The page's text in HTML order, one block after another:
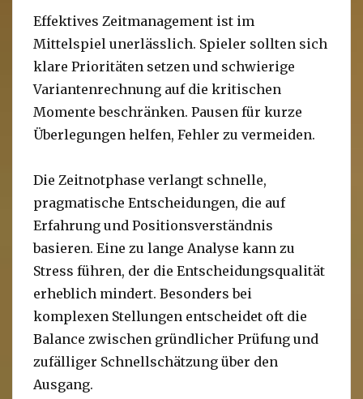
Effektives Zeitmanagement ist im
Mittelspiel unerlässlich. Spieler sollten sich
klare Prioritäten setzen und schwierige
Variantenrechnung auf die kritischen
Momente beschränken. Pausen für kurze
Überlegungen helfen, Fehler zu vermeiden.
Die Zeitnotphase verlangt schnelle,
pragmatische Entscheidungen, die auf
Erfahrung und Positionsverständnis
basieren. Eine zu lange Analyse kann zu
Stress führen, der die Entscheidungsqualität
erheblich mindert. Besonders bei
komplexen Stellungen entscheidet oft die
Balance zwischen gründlicher Prüfung und
zufälliger Schnellschätzung über den
Ausgang.